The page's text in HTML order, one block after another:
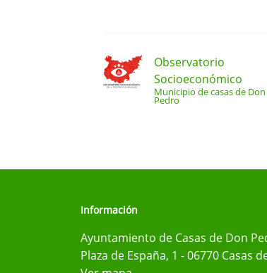
Observatorio
Socioeconómico
Municipio de casas de Don
Pedro
Información
Ayuntamiento de Casas de Don
Plaza de España, 1 - 06770 Casas